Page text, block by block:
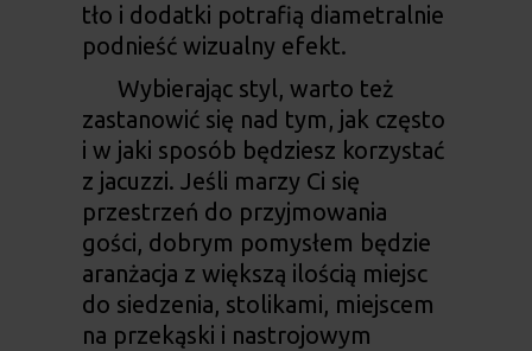
tło i dodatki potrafią diametralnie
podnieść wizualny efekt.
Wybierając styl, warto też
zastanowić się nad tym, jak często
i w jaki sposób będziesz korzystać
z jacuzzi. Jeśli marzy Ci się
przestrzeń do przyjmowania
gości, dobrym pomysłem będzie
aranżacja z większą ilością miejsc
do siedzenia, stolikami, miejscem
na przekąski i nastrojowym